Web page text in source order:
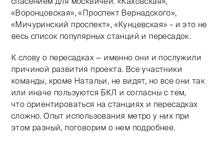
«Воронцовская», «Проспект Вернадского»,
«Мичуринский проспект», «Кунцевская» – и это не
весь список популярных станций и пересадок.
К слову о пересадках — именно они и послужили
причиной развития проекта. Все участники
команды, кроме Натальи, не видят, но все они так
или иначе пользуются БКЛ и согласны с тем,
что ориентироваться на станциях и пересадках
сложно. Опыт использования метро у них при
этом разный, поговорим о нем подробнее.